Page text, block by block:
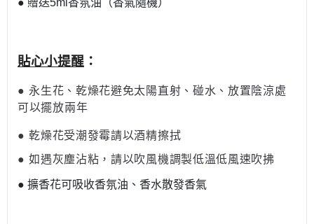
● 贈送5ml香氛油（香氣隨機）
貼心小提醒 ：
● 永生花 、 乾燥花避免太陽直射、碰水、放置陰涼處
可以擺放兩年
● 乾燥花受潮發霉請以酒精擦拭
● 如遇灰塵沾粘，請以吹風機調製低溫低風速吹拂
● 擴香花可吸收香氛油、香水散發香氣